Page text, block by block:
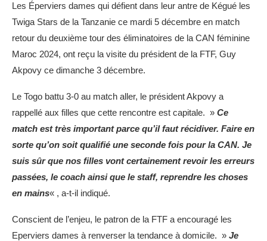
Les Éperviers dames qui défient dans leur antre de Kégué les
Twiga Stars de la Tanzanie ce mardi 5 décembre en match
retour du deuxième tour des éliminatoires de la CAN féminine
Maroc 2024, ont reçu la visite du président de la FTF, Guy
Akpovy ce dimanche 3 décembre.
Le Togo battu 3-0 au match aller, le président Akpovy a
rappellé aux filles que cette rencontre est capitale. » Ce
match est très important parce qu’il faut récidiver. Faire en
sorte qu’on soit qualifié une seconde fois pour la CAN. Je
suis sûr que nos filles vont certainement revoir les erreurs
passées, le coach ainsi que le staff, reprendre les choses
en mains« , a-t-il indiqué.
Conscient de l’enjeu, le patron de la FTF a encouragé les
Eperviers dames à renverser la tendance à domicile. » Je